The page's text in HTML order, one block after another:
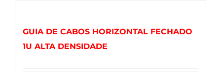
GUIA DE CABOS HORIZONTAL FECHADO
1U ALTA DENSIDADE